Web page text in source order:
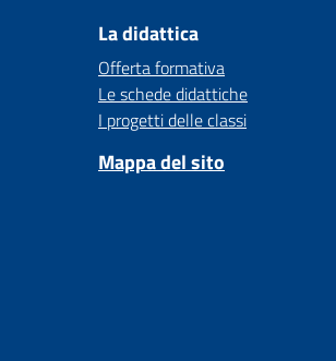
La didattica
Offerta formativa
Le schede didattiche
I progetti delle classi
Mappa del sito